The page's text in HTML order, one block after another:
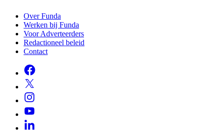
Over Funda
Werken bij Funda
Voor Adverteerders
Redactioneel beleid
Contact